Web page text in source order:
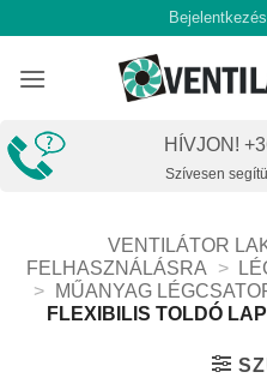
content
HÍVJON!
Szívesen
VENTILÁTOR
FELHASZNÁLÁSRA
>
>
MŰANYAG
FLEXIBILIS TOLDÓ